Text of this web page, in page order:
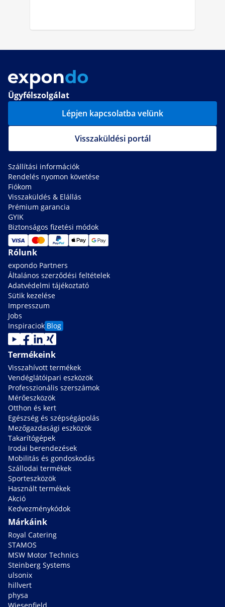
Ügyfélszolgálat
Lépjen kapcsolatba velünk
Visszaküldési portál
Szállítási információk
Rendelés nyomon követése
Fiókom
Visszaküldés & Elállás
Prémium garancia
GYIK
Biztonságos fizetési módok
Rólunk
expondo Partners
Általános szerződési feltételek
Adatvédelmi tájékoztató
Sütik kezelése
Impresszum
Jobs
Inspiraciok Blog
Termékeink
Visszahívott termékek
Vendéglátóipari eszközök
Professzionális szerszámok
Mérőeszközök
Otthon és kert
Egészség és szépségápolás
Mezőgazdasági eszközök
Takarítógépek
Irodai berendezések
Mobilitás és gondoskodás
Szállodai termékek
Sporteszközök
Használt termékek
Akció
Kedvezménykódok
Márkáink
Royal Catering
STAMOS
MSW Motor Technics
Steinberg Systems
ulsonix
hillvert
physa